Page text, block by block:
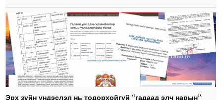
Эрх зүйн үндэслэл нь тодорхойгүй “гадаад элч нарын”